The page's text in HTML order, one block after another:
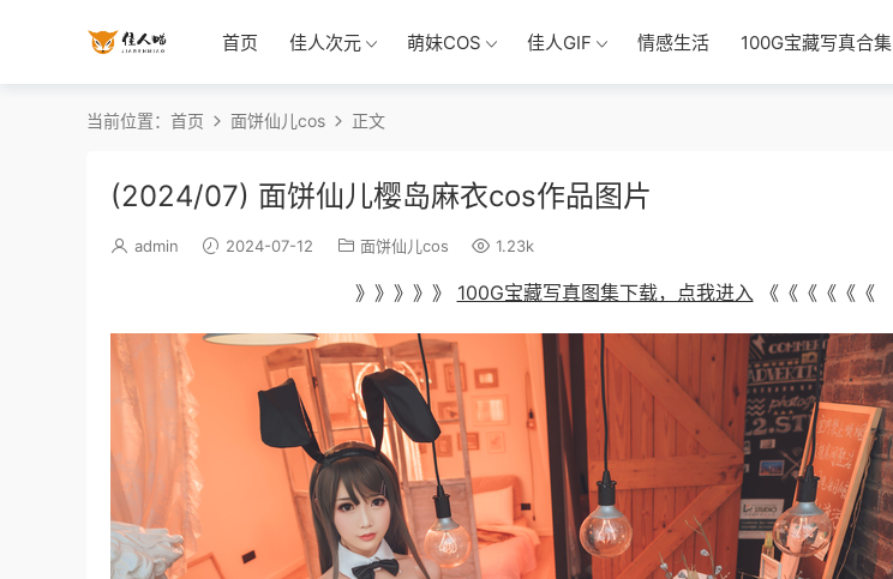
首页 佳人次元 萌妹COS 佳人GIF 情感生活 100G宝藏写真合集
当前位置： 首页 面饼仙儿cos 正文
(2024/07) 面饼仙儿樱岛麻衣cos作品图片
admin 2024-07-12 面饼仙儿cos 1.23k
》》》》》 100G宝藏写真图集下载，点我进入《《《《《《